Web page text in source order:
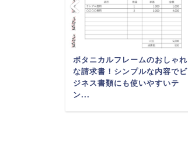
ボタニカルフレームのおしゃれ
な請求書！シンプルな内容でビ
ジネス書類にも使いやすいテ
ン...